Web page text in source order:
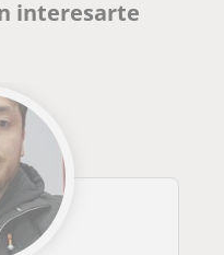
interesarte